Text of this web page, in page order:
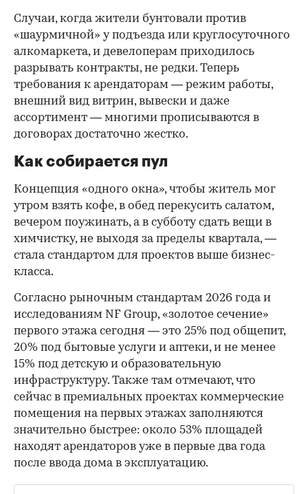
Случаи, когда жители бунтовали против
«шаурмичной» у подъезда или круглосуточного
алкомаркета, и девелоперам приходилось
разрывать контракты, не редки. Теперь
требования к арендаторам — режим работы,
внешний вид витрин, вывески и даже
ассортимент — многими прописываются в
договорах достаточно жестко.
Как собирается пул
Концепция «одного окна», чтобы житель мог
утром взять кофе, в обед перекусить салатом,
вечером поужинать, а в субботу сдать вещи в
химчистку, не выходя за пределы квартала, —
стала стандартом для проектов выше бизнес-
класса.
Согласно рыночным стандартам 2026 года и
исследованиям NF Group, «золотое сечение»
первого этажа сегодня — это 25% под общепит,
20% под бытовые услуги и аптеки, и не менее
15% под детскую и образовательную
инфраструктуру. Также там отмечают, что
сейчас в премиальных проектах коммерческие
помещения на первых этажах заполняются
значительно быстрее: около 53% площадей
находят арендаторов уже в первые два года
после ввода дома в эксплуатацию.